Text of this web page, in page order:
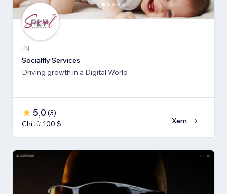
IN
Socialfly Services
Driving growth in a Digital World
5,0 (3)
Chỉ từ 100 $
Xem